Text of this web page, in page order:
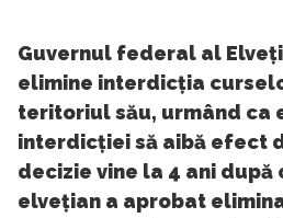
Guvernul federal al
elimine interdicția
teritoriul său, urmând ca
interdicției să aibă efect
decizie vine la 4 ani
elvețian a aprobat